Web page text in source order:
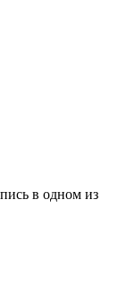
в одном из